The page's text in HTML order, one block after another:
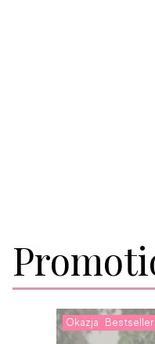
Okazja Bestseller